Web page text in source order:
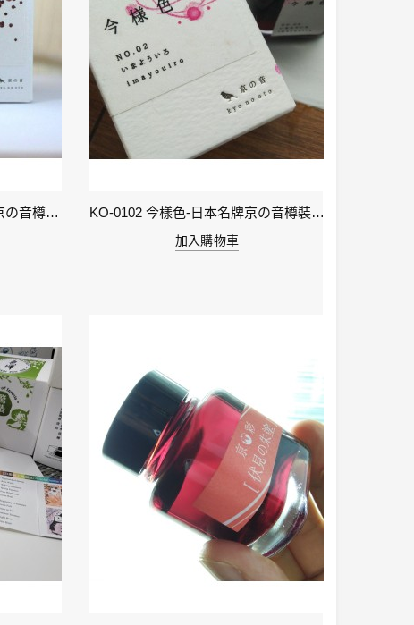
KO-0106 小豆色 – 日本名牌京の音樽裝鋼筆墨水40ml 4573356130159
KO-0102 今樣色-日本名牌京の音樽裝鋼筆墨水40ml 4573356130029
加入購物車